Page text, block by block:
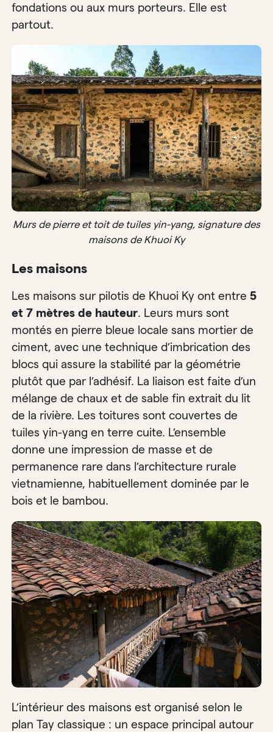
fondations ou aux murs porteurs. Elle est
partout.
Murs de pierre et toit de tuiles yin-yang, signature des
maisons de Khuoi Ky
Les maisons
Les maisons sur pilotis de Khuoi Ky ont entre5
et 7 mètres de hauteur. Leurs murs sont
montés en pierre bleue locale sans mortier de
ciment, avec une technique d’imbrication des
blocs qui assure la stabilité par la géométrie
plutôt que par l’adhésif. La liaison est faite d’un
mélange de chaux et de sable fin extrait du lit
de la rivière. Les toitures sont couvertes de
tuiles yin-yang en terre cuite. L’ensemble
donne une impression de masse et de
permanence rare dans l’architecture rurale
vietnamienne, habituellement dominée par le
bois et le bambou.
L’intérieur des maisons est organisé selon le
plan Tay classique : un espace principal autour